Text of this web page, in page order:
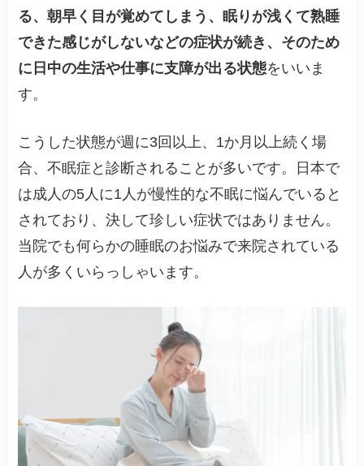
る、朝早く目が覚めてしまう、眠りが浅くて熟睡
できた感じがしないなどの症状が続き、そのため
に日中の生活や仕事に支障が出る状態をいいま
す。
こうした状態が週に3回以上、1か月以上続く場
合、不眠症と診断されることが多いです。日本で
は成人の5人に1人が慢性的な不眠に悩んでいると
されており、決して珍しい症状ではありません。
当院でも何らかの睡眠のお悩みで来院されている
人が多くいらっしゃいます。